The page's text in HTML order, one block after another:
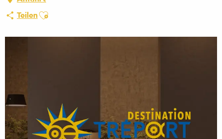
TeilenAjouter aux favoris